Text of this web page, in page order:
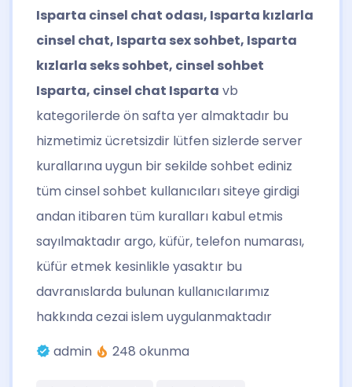
Isparta cinsel chat odası, Isparta kızlarla
cinsel chat, Isparta sex sohbet, Isparta
kızlarla seks sohbet, cinsel sohbet
Isparta, cinsel chat Isparta vb
kategorilerde ön safta yer almaktadır bu
hizmetimiz ücretsizdir lütfen sizlerde server
kurallarına uygun bir sekilde sohbet ediniz
tüm cinsel sohbet kullanıcıları siteye girdigi
andan itibaren tüm kuralları kabul etmis
sayılmaktadır argo, küfür, telefon numarası,
küfür etmek kesinlikle yasaktır bu
davranıslarda bulunan kullanıcılarımız
hakkında cezai islem uygulanmaktadır
admin
248 okunma